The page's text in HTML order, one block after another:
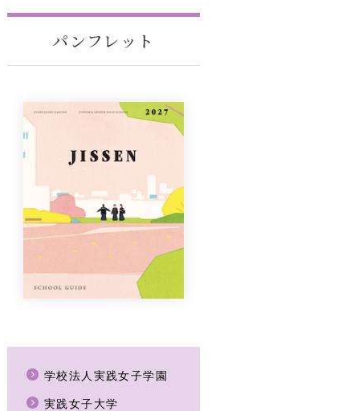
パンフレット
学校法人実践女子学園
実践女子大学